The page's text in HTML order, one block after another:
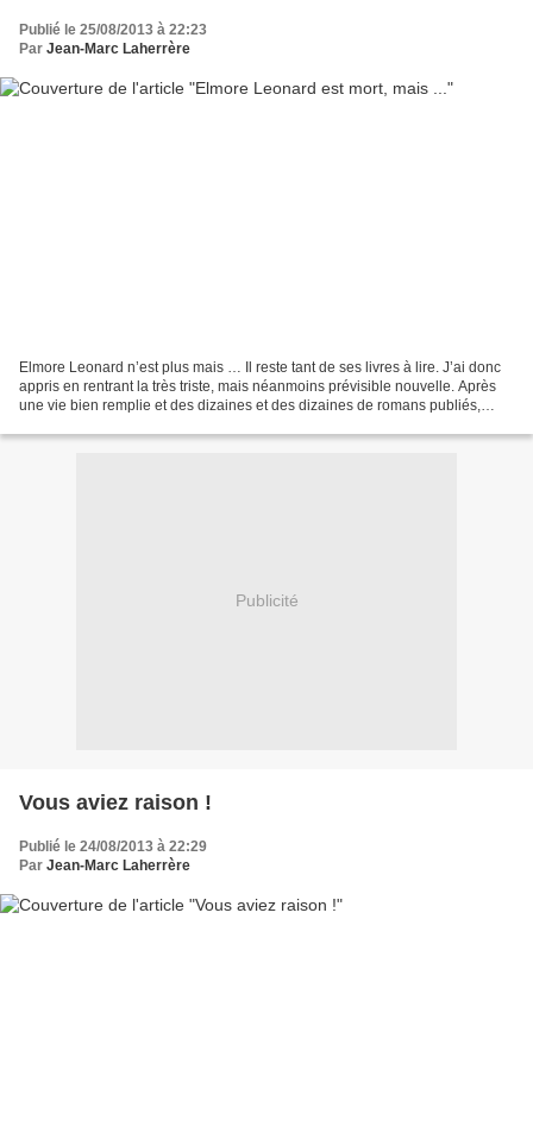
Publié le 25/08/2013 à 22:23
Par Jean-Marc Laherrère
Elmore Leonard n’est plus mais … Il reste tant de ses livres à lire. J’ai donc
appris en rentrant la très triste, mais néanmoins prévisible nouvelle. Après
une vie bien remplie et des dizaines et des dizaines de romans publiés,
Publicité
Vous aviez raison !
Publié le 24/08/2013 à 22:29
Par Jean-Marc Laherrère